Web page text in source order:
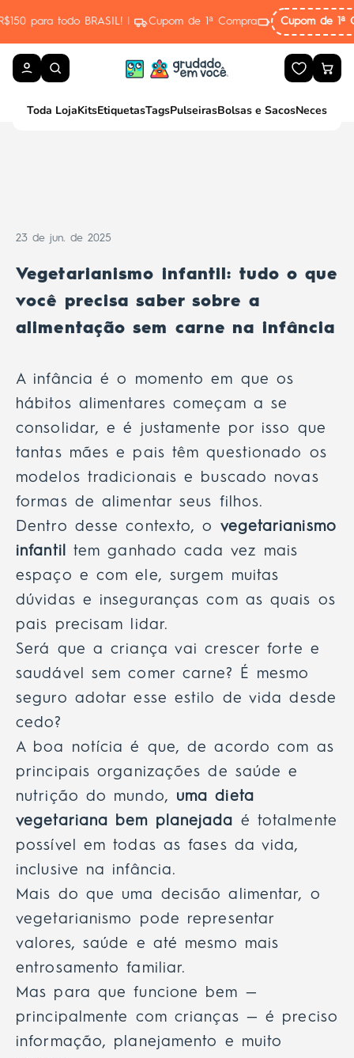
Cupom de 1ª Compra Cupom de 1ª CompraPRIMEIRA10
Toda LojaKitsEtiquetasTagsPulseirasBolsas e Sacos
23 de jun. de 2025
Vegetarianismo infantil: tudo o que
você precisa saber sobre a
alimentação sem carne na infância
A infância é o momento em que os
hábitos alimentares começam a se
consolidar, e é justamente por isso que
tantas mães e pais têm questionado os
modelos tradicionais e buscado novas
formas de alimentar seus filhos.
Dentro desse contexto, o vegetarianismo
infantil tem ganhado cada vez mais
espaço e com ele, surgem muitas
dúvidas e inseguranças com as quais os
pais precisam lidar.
Será que a criança vai crescer forte e
saudável sem comer carne? É mesmo
seguro adotar esse estilo de vida desde
cedo?
A boa notícia é que, de acordo com as
principais organizações de saúde e
nutrição do mundo, uma dieta
vegetariana bem planejada é totalmente
possível em todas as fases da vida,
inclusive na infância.
Mais do que uma decisão alimentar, o
vegetarianismo pode representar
valores, saúde e até mesmo mais
entrosamento familiar.
Mas para que funcione bem —
principalmente com crianças — é preciso
informação, planejamento e muito